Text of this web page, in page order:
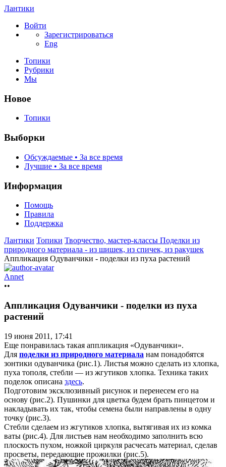
Лантики
Войти
Зарегистрироваться
Eng
Топики
Рубрики
Мы
Новое
Топики
Выборки
Обсуждаемые • За все время
Лучшие • За все время
Информация
Помощь
Правила
Поддержка
Лантики Топики Творчество, мастер-классы Поделки из
природного материала - из шишек, из спичек, из ракушек
Аппликация Одуванчики - поделки из пуха растений
Annet
••
Аппликация Одуванчики - поделки из пуха
растений
19 июня 2011, 17:41
Еще понравилась такая аппликация «Одуванчики».
Для поделки из природного материала нам понадобятся
зонтики одуванчика (рис.1). Листья можно сделать из хлопка,
пуха тополя, стебли — из жгутиков хлопка. Техника таких
поделок описана здесь.
Подготовим эксклюзивный рисунок и перенесем его на
основу (рис.2). Пушинки для цветка будем брать пинцетом и
накладывать их так, чтобы семена были направлены в одну
точку (рис.3).
Стебли сделаем из жгутиков хлопка, вытягивая их из комка
ваты (рис.4). Для листьев нам необходимо заполнить всю
плоскость пухом, ножкой циркуля расчесать материал, сделав
просветы, передающие прожилки (рис.5).